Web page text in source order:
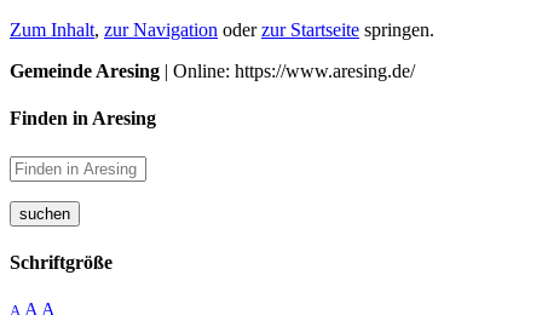
Zum Inhalt, zur Navigation oderzur Startseite springen.
Gemeinde Aresing | Online: https://www.aresing.de/
Finden in Aresing
suchen
Schriftgröße
A A A